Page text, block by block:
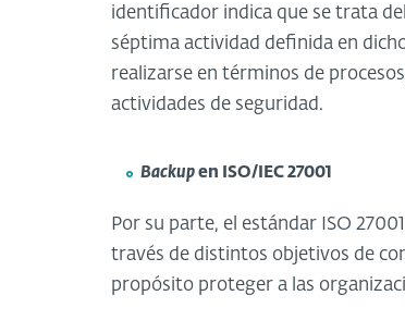
identificador indica que se trata
séptima actividad definida en
realizarse en términos de
actividades de seguridad.
Backup en ISO/IEC 27001
Por su parte, el estándar ISO
través de distintos objetivos de
propósito proteger a las